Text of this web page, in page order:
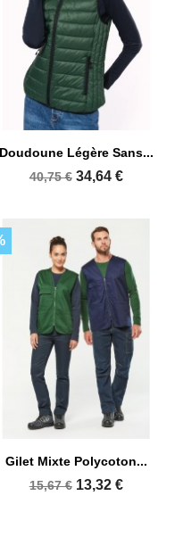
Aperçu rapide
Légère Sans...
40,75 € 34,64 €
Aperçu rapide
Gilet Mixte Polycoton...
15,67 € 13,32 €